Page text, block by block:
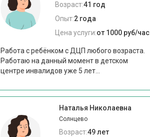
Возраст:41 год
Опыт:2 года
Цена услуги:от 1000 руб/час
Работа с ребёнком с ДЦП любого возраста.
Работаю на данный момент в детском
центре инвалидов уже 5 лет...
Наталья Николаевна
Солнцево
Возраст:49 лет